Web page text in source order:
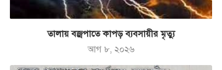
তালায় বজ্রপাতে কাপড় ব্যবসায়ীর মৃত্যু
আগ ৮, ২০২৬